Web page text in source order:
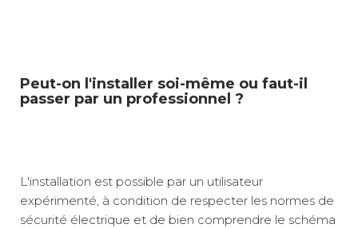
Peut-on l'installer soi-même ou faut-il
passer par un professionnel ?
L'installation est possible par un utilisateur
expérimenté, à condition de respecter les normes de
sécurité électrique et de bien comprendre le schéma